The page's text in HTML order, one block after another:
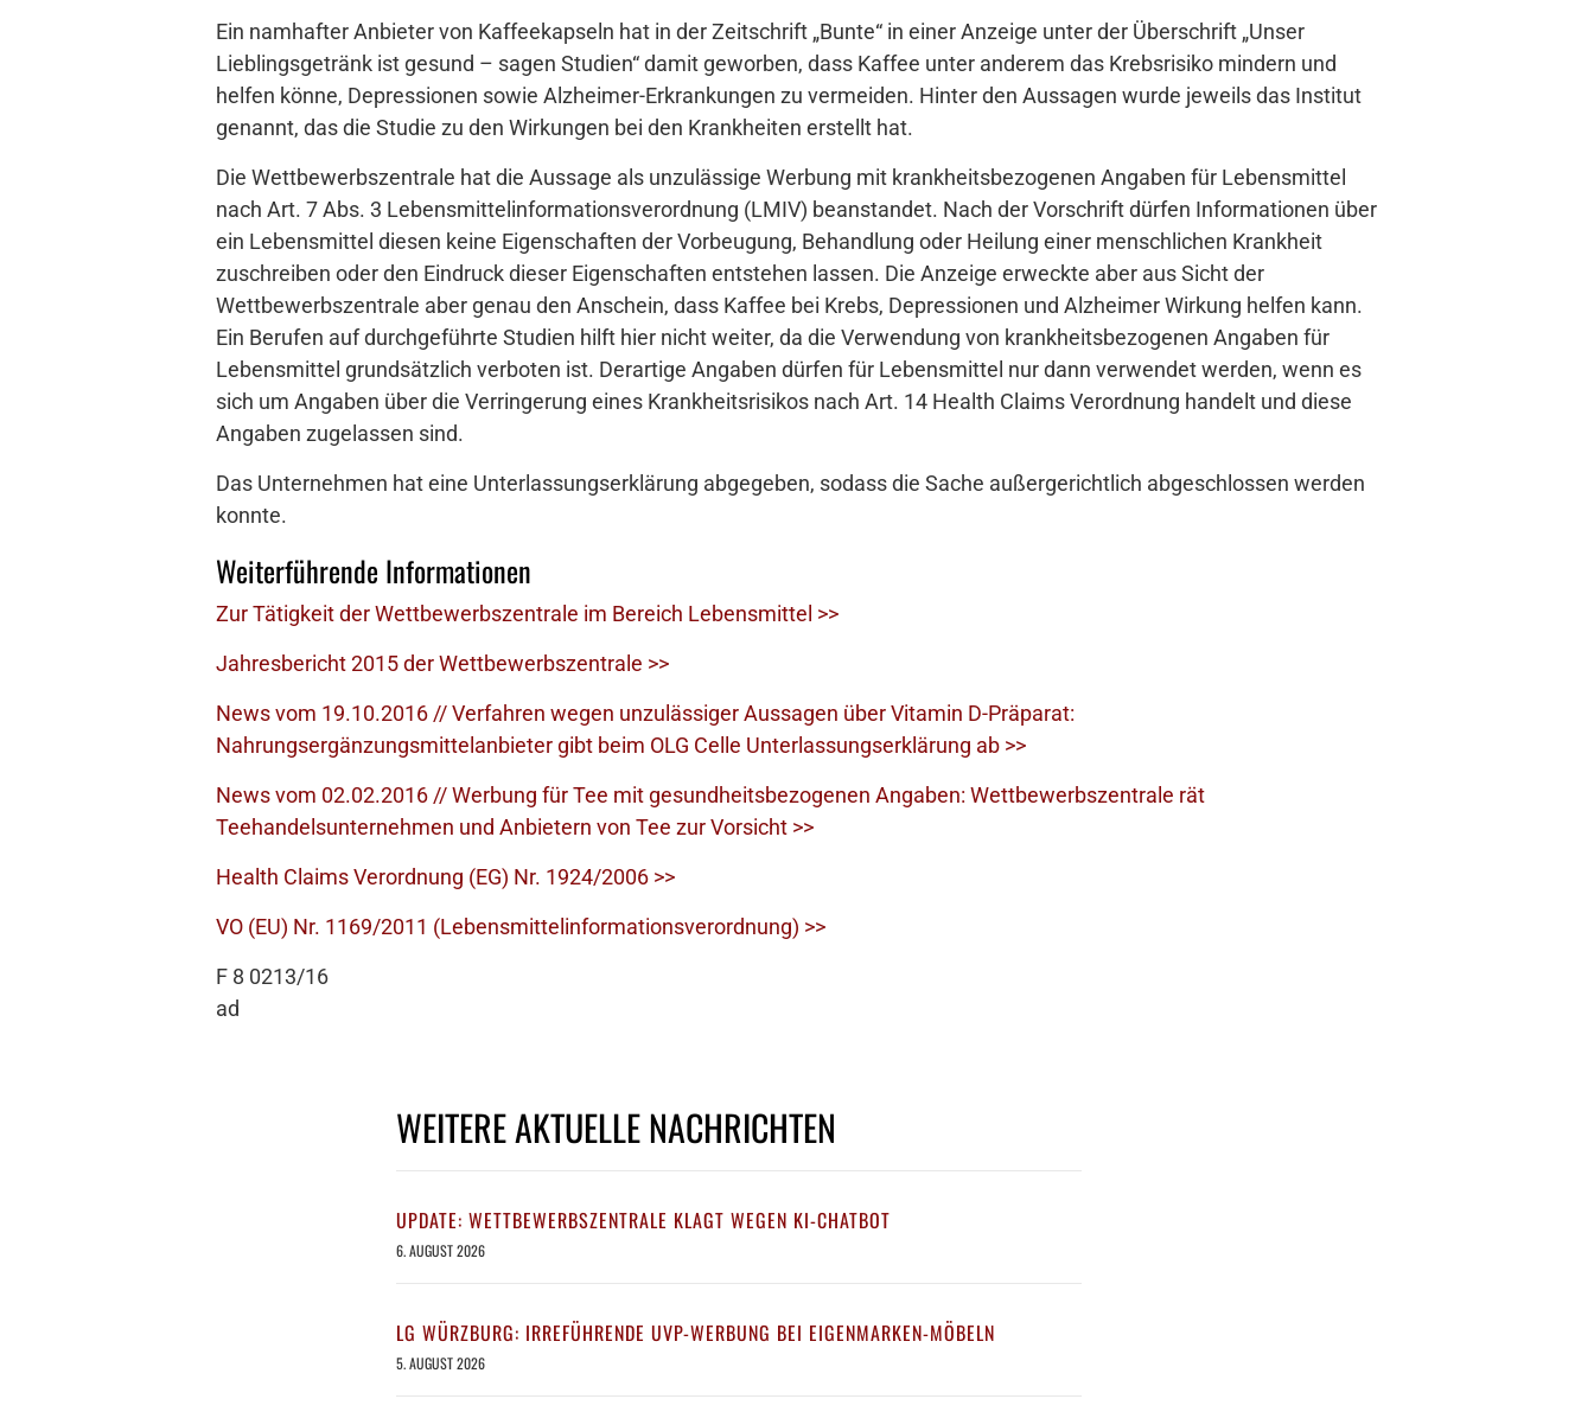
Ein namhafter Anbieter von Kaffeekapseln hat in der Zeitschrift „Bunte“ in einer Anzeige unter der Überschrift „Unser
Lieblingsgetränk ist gesund – sagen Studien“ damit geworben, dass Kaffee unter anderem das Krebsrisiko mindern und
helfen könne, Depressionen sowie Alzheimer-Erkrankungen zu vermeiden. Hinter den Aussagen wurde jeweils das Institut
genannt, das die Studie zu den Wirkungen bei den Krankheiten erstellt hat.
Die Wettbewerbszentrale hat die Aussage als unzulässige Werbung mit krankheitsbezogenen Angaben für Lebensmittel
nach Art. 7 Abs. 3 Lebensmittelinformationsverordnung (LMIV) beanstandet. Nach der Vorschrift dürfen Informationen über
ein Lebensmittel diesen keine Eigenschaften der Vorbeugung, Behandlung oder Heilung einer menschlichen Krankheit
zuschreiben oder den Eindruck dieser Eigenschaften entstehen lassen. Die Anzeige erweckte aber aus Sicht der
Wettbewerbszentrale aber genau den Anschein, dass Kaffee bei Krebs, Depressionen und Alzheimer Wirkung helfen kann.
Ein Berufen auf durchgeführte Studien hilft hier nicht weiter, da die Verwendung von krankheitsbezogenen Angaben für
Lebensmittel grundsätzlich verboten ist. Derartige Angaben dürfen für Lebensmittel nur dann verwendet werden, wenn es
sich um Angaben über die Verringerung eines Krankheitsrisikos nach Art. 14 Health Claims Verordnung handelt und diese
Angaben zugelassen sind.
Das Unternehmen hat eine Unterlassungserklärung abgegeben, sodass die Sache außergerichtlich abgeschlossen werden
konnte.
Weiterführende Informationen
Zur Tätigkeit der Wettbewerbszentrale im Bereich Lebensmittel >>
Jahresbericht 2015 der Wettbewerbszentrale >>
News vom 19.10.2016 // Verfahren wegen unzulässiger Aussagen über Vitamin D-Präparat:
Nahrungsergänzungsmittelanbieter gibt beim OLG Celle Unterlassungserklärung ab >>
News vom 02.02.2016 // Werbung für Tee mit gesundheitsbezogenen Angaben: Wettbewerbszentrale rät
Teehandelsunternehmen und Anbietern von Tee zur Vorsicht >>
Health Claims Verordnung (EG) Nr. 1924/2006 >>
VO (EU) Nr. 1169/2011 (Lebensmittelinformationsverordnung) >>
F 8 0213/16
ad
WEITERE AKTUELLE NACHRICHTEN
UPDATE: WETTBEWERBSZENTRALE KLAGT WEGEN KI-CHATBOT
6. AUGUST 2026
LG WÜRZBURG: IRREFÜHRENDE UVP-WERBUNG BEI EIGENMARKEN-MÖBELN
5. AUGUST 2026